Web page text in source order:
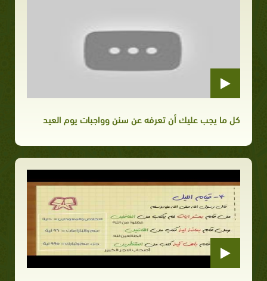
كل ما يجب عليك أن تعرفه عن سنن وواجبات يوم العيد